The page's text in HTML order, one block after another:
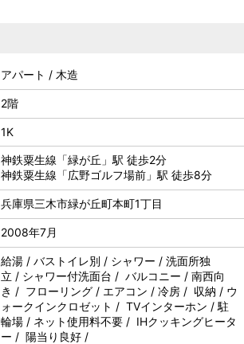
アパート / 木造
2階
1K
神鉄粟生線「緑が丘」駅 徒歩2分
神鉄粟生線「広野ゴルフ場前」駅 徒歩8分
兵庫県三木市緑が丘町本町1丁目
2008年7月
給湯 / バストイレ別 / シャワー / 洗面所独
立 / シャワー付洗面台 / バルコニー / 南西向
き / フローリング / エアコン / 冷房 / 収納 / ウ
ォークインクロゼット / TVインターホン / 駐
輪場 / ネット使用料不要 / IHクッキングヒータ
ー / 陽当り良好 /